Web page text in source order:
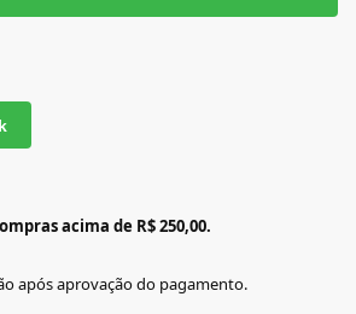
acima de R$ 250,00.
após aprovação do pagamento.